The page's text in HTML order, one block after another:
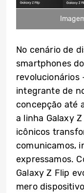
No cenário de
smartphones
revolucionários
integrante de
concepção até
a linha Galaxy
icônicos
comunicamos,
expressamos.
Galaxy Z Flip
mero